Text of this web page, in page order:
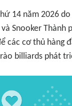
14 năm 2026
Snooker Thành
các cơ thủ hàng
billiards phát